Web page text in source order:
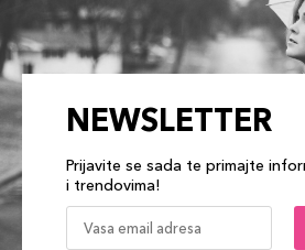
NEWSLETTER
Prijavite se sada te primajte
i trendovima!